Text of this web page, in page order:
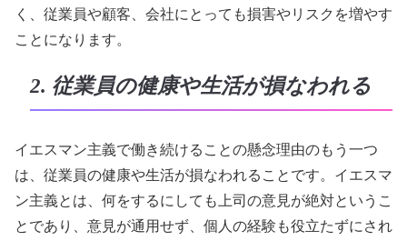
く、従業員や顧客、会社にとっても損害やリスクを増やす
ことになります。
2. 従業員の健康や生活が損なわれる
イエスマン主義で働き続けることの懸念理由のもう一つ
は、従業員の健康や生活が損なわれることです。イエスマ
ン主義とは、何をするにしても上司の意見が絶対というこ
とであり、意見が通用せず、個人の経験も役立たずにされ